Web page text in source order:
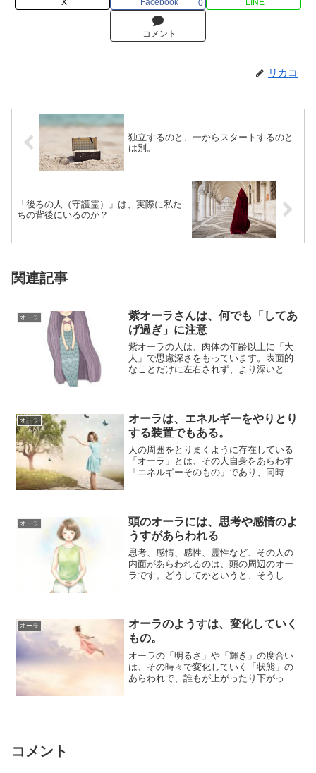
X Facebook 0 LINE
コメント
リカコ
独立するのと、一からスタートするのと
は別。
「後ろの人（守護霊）」は、実際に私た
ちの背後にいるのか？
関連記事
オーラ
紫オーラさんは、何でも「してあ
げ過ぎ」に注意
紫オーラの人は、肉体の年齢以上に「大
人」で思慮深さをもっています。表面的
なことだけに左右されず、より深いとこ
オーラ
オーラは、エネルギーをやりとり
する装置でもある。
人の周囲をとりまくように存在している
「オーラ」とは、その人自身をあらわす
「エネルギーそのもの」であり、同時
オーラ
頭のオーラには、思考や感情のよ
うすがあらわれる
思考、感情、感性、霊性など、その人の
内面があらわれるのは、頭の周辺のオー
ラです。どうしてかというと、そうした
オーラ
オーラのようすは、変化していく
もの。
オーラの「明るさ」や「輝き」の度合い
は、その時々で変化していく「状態」の
あらわれで、誰もが上がったり下がった
コメント